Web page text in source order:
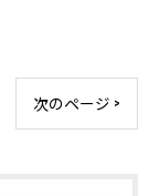
次のページ >